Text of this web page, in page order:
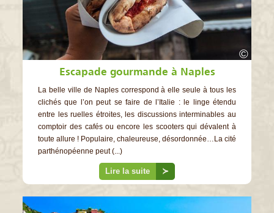
©
Escapade gourmande à Naples
La belle ville de Naples correspond à elle seule à tous les
clichés que l’on peut se faire de l’Italie : le linge étendu
entre les ruelles étroites, les discussions interminables au
comptoir des cafés ou encore les scooters qui dévalent à
toute allure ! Populaire, chaleureuse, désordonnée…La cité
parthénopéenne peut (...)
Lire la suite ≻